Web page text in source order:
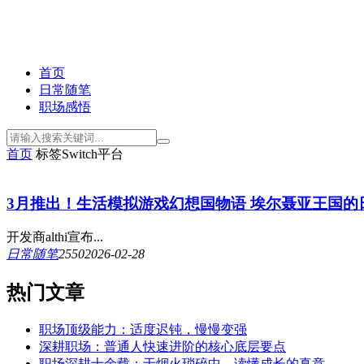
首页
日常随笔
职场感悟
首页 标签Switch平台
3月推出！生活模拟游戏幻想国物语 埃尔聂亚王国的
开发商althi宣布...
日常随笔25502026-02-28
热门文章
职场顶级能力：适度迟钝，慢慢变强
深耕职场：普通人快速进阶的核心底层要点